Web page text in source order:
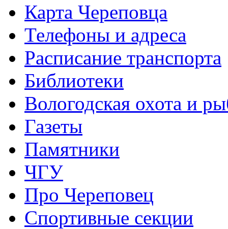
Карта Череповца
Телефоны и адреса
Расписание транспорта
Библиотеки
Вологодская охота и
Газеты
Памятники
ЧГУ
Про Череповец
Спортивные секции